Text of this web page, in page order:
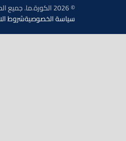
سياسة الخصوصيةشروط